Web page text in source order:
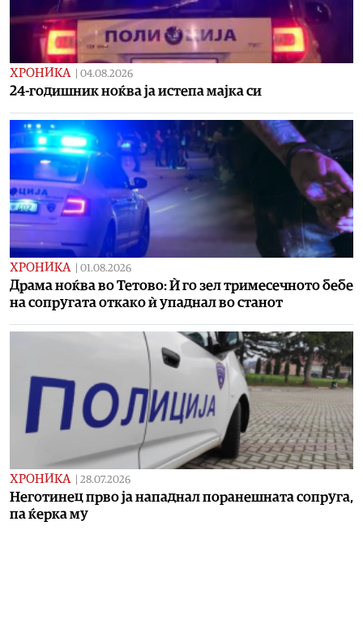
ХРОНИКА 04.08.2026
24-годишник ноќва ја истепа мајка си
ХРОНИКА 01.08.2026
Драма ноќва во Тетово: Ѝ го зел тримесечното бебе
на сопругата откако ѝ упаднал во станот
ХРОНИКА 28.07.2026
Неготинец прво ја нападнал поранешната сопруга,
па ќерка му